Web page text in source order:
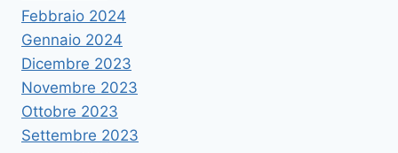
Febbraio 2024
Gennaio 2024
Dicembre 2023
Novembre 2023
Ottobre 2023
Settembre 2023